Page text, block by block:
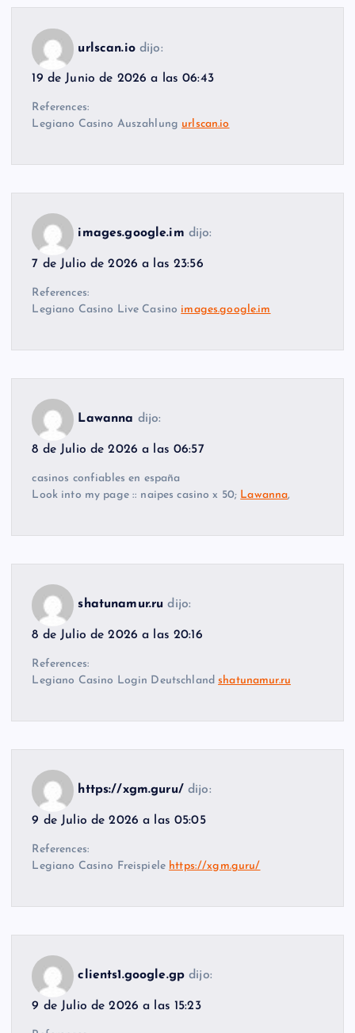
urlscan.io dijo:
19 de Junio de 2026 a las 06:43
References:
Legiano Casino Auszahlung urlscan.io
images.google.im dijo:
7 de Julio de 2026 a las 23:56
References:
Legiano Casino Live Casino images.google.im
Lawanna dijo:
8 de Julio de 2026 a las 06:57
casinos confiables en españa
Look into my page :: naipes casino x 50; Lawanna,
shatunamur.ru dijo:
8 de Julio de 2026 a las 20:16
References:
Legiano Casino Login Deutschlandshatunamur.ru
https://xgm.guru/ dijo:
9 de Julio de 2026 a las 05:05
References:
Legiano Casino Freispiele https://xgm.guru/
clients1.google.gp dijo:
9 de Julio de 2026 a las 15:23